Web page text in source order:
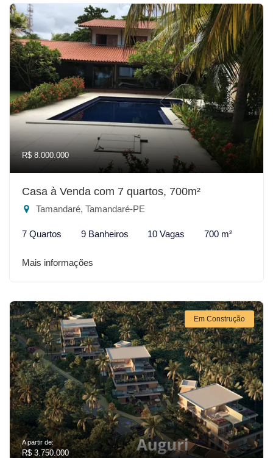
R$ 8.000.000
Casa à Venda com 7 quartos, 700m²
Tamandaré, Tamandaré-PE
7 Quartos 9 Banheiros 10 Vagas 700 m²
Mais informações
Em Construção
A partir de:
R$ 3.750.000